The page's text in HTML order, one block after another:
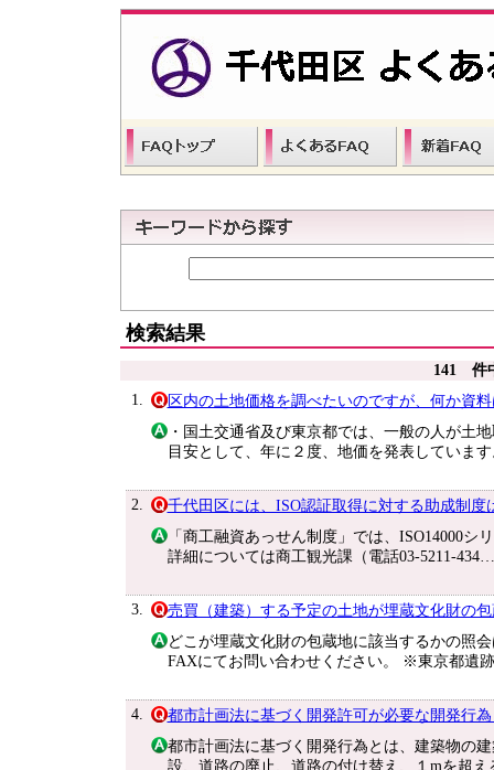
検索結果
141 件
1.
区内の土地価格を調べたいのですが、何か資
・国土交通省及び東京都では、一般の人が土
目安として、年に２度、地価を発表していま
2.
千代田区には、ISO認証取得に対する助成制度
「商工融資あっせん制度」では、ISO14000シ
詳細については商工観光課（電話03-5211-434…
3.
売買（建築）する予定の土地が埋蔵文化財の
どこが埋蔵文化財の包蔵地に該当するかの照
FAXにてお問い合わせください。 ※東京都遺
4.
都市計画法に基づく開発許可が必要な開発行
都市計画法に基づく開発行為とは、建築物の
設、道路の廃止、道路の付け替え、１mを超